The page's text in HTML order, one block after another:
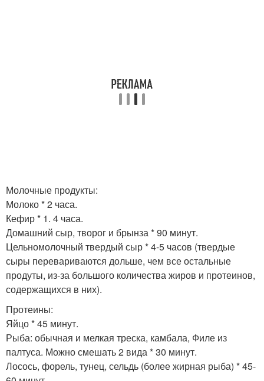
Молочные продукты:
Молоко * 2 часа.
Кефир * 1. 4 часа.
Домашний сыр, творог и брынза * 90 минут.
Цельномолочный твердый сыр * 4-5 часов (твердые
сыры перевариваются дольше, чем все остальные
продуты, из-за большого количества жиров и протеинов,
содержащихся в них).
Протеины:
Яйцо * 45 минут.
Рыба: обычная и мелкая треска, камбала, Филе из
палтуса. Можно смешать 2 вида * 30 минут.
Лосось, форель, тунец, сельдь (более жирная рыба) * 45-